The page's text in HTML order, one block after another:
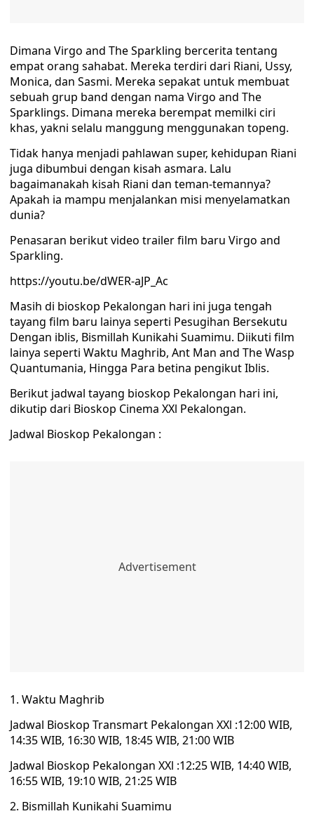
Dimana Virgo and The Sparkling bercerita tentang
empat orang sahabat. Mereka terdiri dari Riani, Ussy,
Monica, dan Sasmi. Mereka sepakat untuk membuat
sebuah grup band dengan nama Virgo and The
Sparklings. Dimana mereka berempat memilki ciri
khas, yakni selalu manggung menggunakan topeng.
Tidak hanya menjadi pahlawan super, kehidupan Riani
juga dibumbui dengan kisah asmara. Lalu
bagaimanakah kisah Riani dan teman-temannya?
Apakah ia mampu menjalankan misi menyelamatkan
dunia?
Penasaran berikut video trailer film baru Virgo and
Sparkling.
https://youtu.be/dWER-aJP_Ac
Masih di bioskop Pekalongan hari ini juga tengah
tayang film baru lainya seperti Pesugihan Bersekutu
Dengan iblis, Bismillah Kunikahi Suamimu. Diikuti film
lainya seperti Waktu Maghrib, Ant Man and The Wasp
Quantumania, Hingga Para betina pengikut Iblis.
Berikut jadwal tayang bioskop Pekalongan hari ini,
dikutip dari Bioskop Cinema XXl Pekalongan.
Jadwal Bioskop Pekalongan :
Waktu Maghrib
Jadwal Bioskop Transmart Pekalongan XXl :12:00 WIB,
14:35 WIB, 16:30 WIB, 18:45 WIB, 21:00 WIB
Jadwal Bioskop Pekalongan XXl :12:25 WIB, 14:40 WIB,
16:55 WIB, 19:10 WIB, 21:25 WIB
Bismillah Kunikahi Suamimu